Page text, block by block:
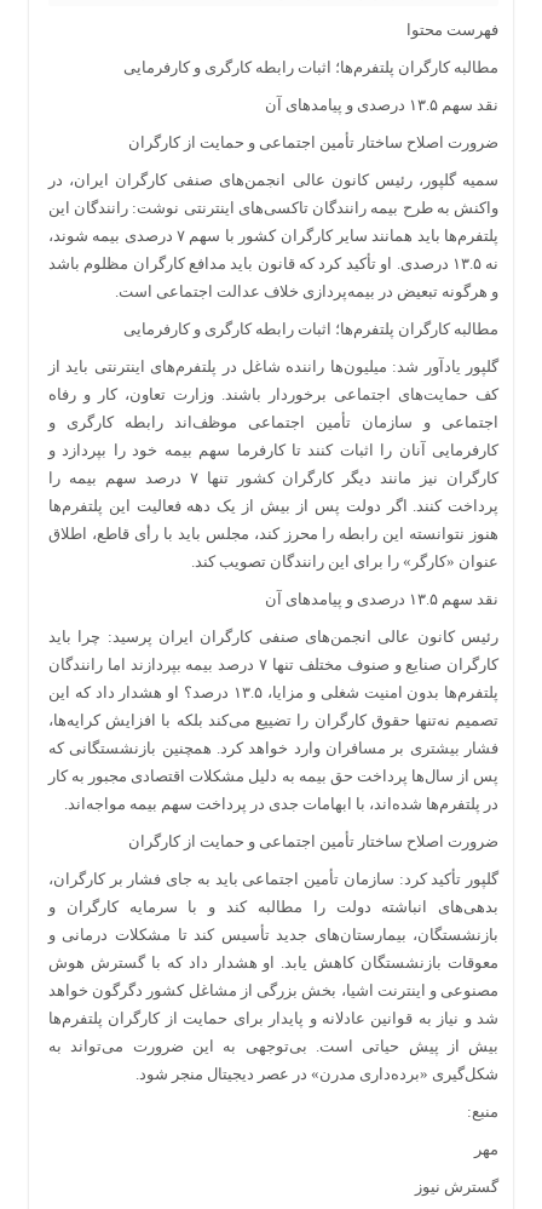
فهرست محتوا
مطالبه کارگران پلتفرم‌ها؛ اثبات رابطه کارگری و کارفرمایی
نقد سهم ۱۳.۵ درصدی و پیامدهای آن
ضرورت اصلاح ساختار تأمین اجتماعی و حمایت از کارگران
سمیه گلپور، رئیس کانون عالی انجمن‌های صنفی کارگران ایران، در
واکنش به طرح بیمه رانندگان تاکسی‌های اینترنتی نوشت: رانندگان این
پلتفرم‌ها باید همانند سایر کارگران کشور با سهم ۷ درصدی بیمه شوند،
نه ۱۳.۵ درصدی. او تأکید کرد که قانون باید مدافع کارگران مظلوم باشد
و هرگونه تبعیض در بیمه‌پردازی خلاف عدالت اجتماعی است.
مطالبه کارگران پلتفرم‌ها؛ اثبات رابطه کارگری و کارفرمایی
گلپور یادآور شد: میلیون‌ها راننده شاغل در پلتفرم‌های اینترنتی باید از
کف حمایت‌های اجتماعی برخوردار باشند. وزارت تعاون، کار و رفاه
اجتماعی و سازمان تأمین اجتماعی موظف‌اند رابطه کارگری و
کارفرمایی آنان را اثبات کنند تا کارفرما سهم بیمه خود را بپردازد و
کارگران نیز مانند دیگر کارگران کشور تنها ۷ درصد سهم بیمه را
پرداخت کنند. اگر دولت پس از بیش از یک دهه فعالیت این پلتفرم‌ها
هنوز نتوانسته این رابطه را محرز کند، مجلس باید با رأی قاطع، اطلاق
عنوان «کارگر» را برای این رانندگان تصویب کند.
نقد سهم ۱۳.۵ درصدی و پیامدهای آن
رئیس کانون عالی انجمن‌های صنفی کارگران ایران پرسید: چرا باید
کارگران صنایع و صنوف مختلف تنها ۷ درصد بیمه بپردازند اما رانندگان
پلتفرم‌ها بدون امنیت شغلی و مزایا، ۱۳.۵ درصد؟ او هشدار داد که این
تصمیم نه‌تنها حقوق کارگران را تضییع می‌کند بلکه با افزایش کرایه‌ها،
فشار بیشتری بر مسافران وارد خواهد کرد. همچنین بازنشستگانی که
پس از سال‌ها پرداخت حق بیمه به دلیل مشکلات اقتصادی مجبور به کار
در پلتفرم‌ها شده‌اند، با ابهامات جدی در پرداخت سهم بیمه مواجه‌اند.
ضرورت اصلاح ساختار تأمین اجتماعی و حمایت از کارگران
گلپور تأکید کرد: سازمان تأمین اجتماعی باید به جای فشار بر کارگران،
بدهی‌های انباشته دولت را مطالبه کند و با سرمایه کارگران و
بازنشستگان، بیمارستان‌های جدید تأسیس کند تا مشکلات درمانی و
معوقات بازنشستگان کاهش یابد. او هشدار داد که با گسترش هوش
مصنوعی و اینترنت اشیا، بخش بزرگی از مشاغل کشور دگرگون خواهد
شد و نیاز به قوانین عادلانه و پایدار برای حمایت از کارگران پلتفرم‌ها
بیش از پیش حیاتی است. بی‌توجهی به این ضرورت می‌تواند به
شکل‌گیری «برده‌داری مدرن» در عصر دیجیتال منجر شود.
منبع:
مهر
گسترش نیوز